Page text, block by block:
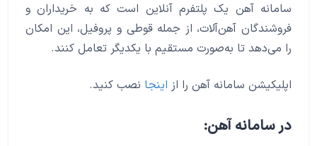
سامانه آهن یک پلتفرم آنلاین است که به خریداران و
فروشندگان آهن‌آلات، از جمله قوطی و پروفیل، این امکان
را می‌دهد تا به‌صورت مستقیم با یکدیگر تعامل کنند.
اپلیکیشن سامانه آهن را از اینجا نصب کنید.
در سامانه آهن: